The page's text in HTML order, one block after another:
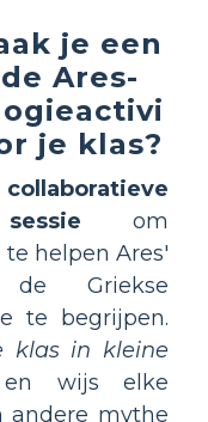
je een
Ares-
je klas?
om
helpen Ares'
Griekse
te begrijpen.
klas in kleine
wijs elke
andere mythe